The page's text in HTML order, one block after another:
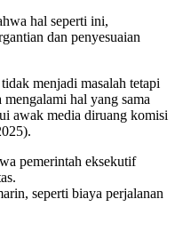
hal seperti ini,
dan penyesuaian
menjadi masalah tetapi
hal yang sama
awak media diruang komisi
pemerintah eksekutif
seperti biaya perjalanan